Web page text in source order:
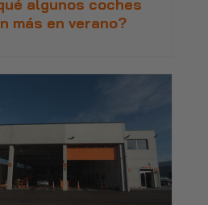
algunos coches
más en verano?